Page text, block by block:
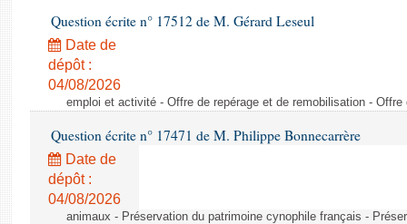
Question écrite n° 17512 de M. Gérard Leseul
Date de
dépôt :
04/08/2026
emploi et activité - Offre de repérage et de remobilisation -
Question écrite n° 17471 de M. Philippe Bonnecarrère
Date de
dépôt :
04/08/2026
animaux - Préservation du patrimoine cynophile français -